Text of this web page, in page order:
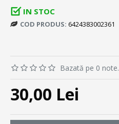
IN STOC
COD PRODUS: 6424383002361
Bazată pe 0 note.
30,00 Lei